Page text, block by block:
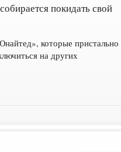
покидать свой
которые пристально
на других